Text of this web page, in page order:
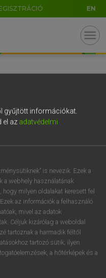
EN
menu
gyűjtött információkat.
el az adatvédelmi
is nevezik. Ezek a
a webhely használatának
milyen oldalakat keresett fel
az információk a felhasználó
mivel az adatok
Céljuk kizárólag a weboldal
tartoznak a harmadik féltől
tartozó sütik; ilyen
a hőtérképek és a
- AltGr